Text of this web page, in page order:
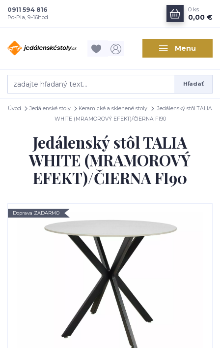
Menu
Hľadať
0911 594 816
Po-Pia, 9-16hod
0 ks
0,00 €
Úvod Jedálenské stoly Keramické a sklenené stoly
Jedálenský stôl TALIA
WHITE (MRAMOROVÝ EFEKT)/ČIERNA FI90
Jedálenský stôl TALIA
WHITE (MRAMOROVÝ
EFEKT)/ČIERNA FI90
Doprava ZADARMO